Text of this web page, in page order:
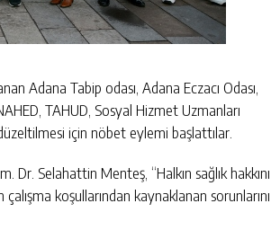
Adana Tabip odası, Adana Eczacı Odası,
TAHUD, Sosyal Hizmet Uzmanları
için nöbet eylemi başlattılar.
Dr. Selahattin Menteş, “Halkın sağlık hakkını
koşullarından kaynaklanan sorunlarını